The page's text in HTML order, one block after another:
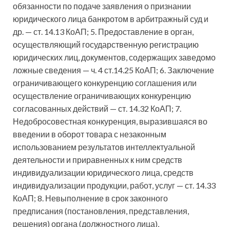
обязанности по подаче заявления о признании
юридического лица банкротом в арбитражный суд и
др. — ст. 14.13 КоАП; 5. Предоставление в орган,
осуществляющий государственную регистрацию
юридических лиц, документов, содержащих заведомо
ложные сведения — ч. 4 ст.14.25 КоАП; 6. Заключение
ограничивающего конкуренцию соглашения или
осуществление ограничивающих конкуренцию
согласованных действий — ст. 14.32 КоАП; 7.
Недобросовестная конкуренция, выразившаяся во
введении в оборот товара с незаконным
использованием результатов интеллектуальной
деятельности и приравненных к ним средств
индивидуализации юридического лица, средств
индивидуализации продукции, работ, услуг — ст. 14.33
КоАП; 8. Невыполнение в срок законного
предписания (постановления, представления,
решения) органа (должностного лица),